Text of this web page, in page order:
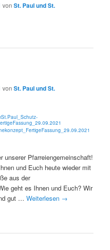
vonSt. Paul und St.
vonSt. Paul und St.
unserer Pfarreiengemeinschaft!
und Euch heute wieder mit
aus der
geht es Ihnen und Euch? Wir
gut …Weiterlesen →